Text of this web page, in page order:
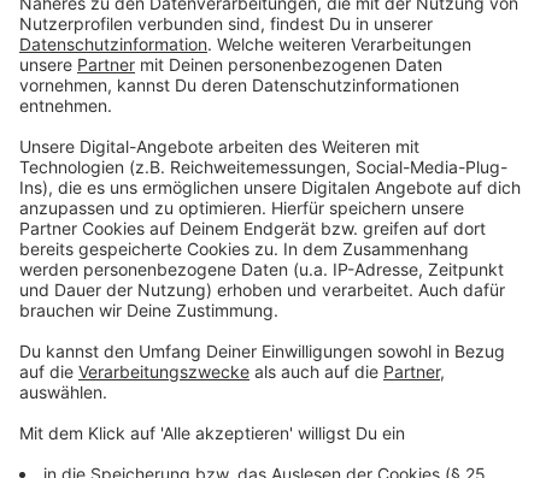
gesamtes Wochenende gesperrt (Freitag, 27.03.2026,
20 Uhr bis Montag, 30.03.2026, 5 Uhr). Danach ist die
zweite Bauphase der Sanierung abgeschlossen.
Pünktlich zurLandesgartenschauin Neuss sollen dann
den kommenden Jahren werden dann noch die
untenliegenden Bauteile der Brücke instand gesetzt.
Anzeige
Weitere Infos und Links zum Thema:
Anzeige
Die Düsseldorfer Brücken